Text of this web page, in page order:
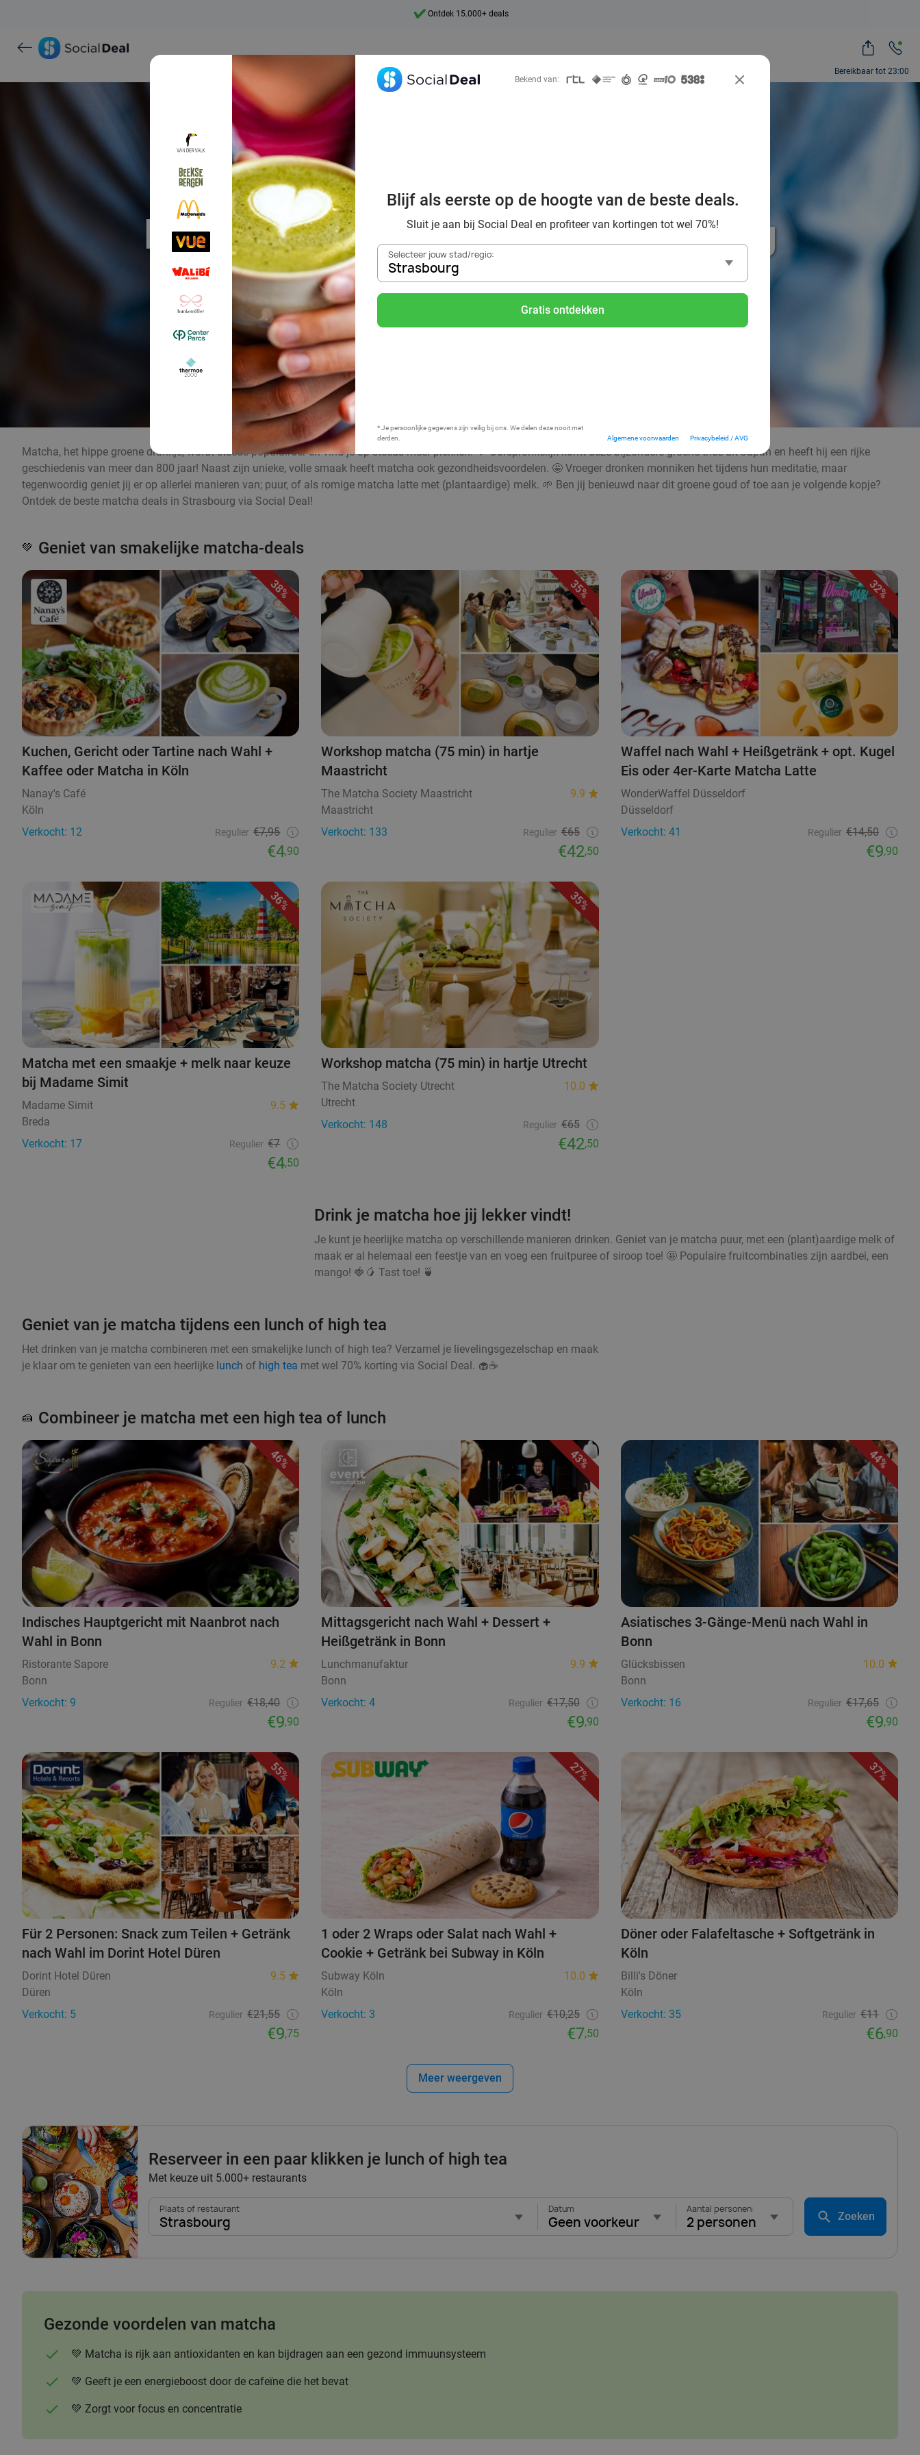
Bereikbaar tot 23:00
Ontdek 15.000+ deals
Proef matcha met wel 70% korting
Strasbourg
Bekend van:
Blijf als eerste op de hoogte van de beste deals.
Sluit je aan bij Social Deal en profiteer van kortingen tot wel 70%!
Selecteer jouw stad/regio:
Strasbourg
Gratis ontdekken
* Je persoonlijke gegevens zijn veilig bij ons. We delen deze nooit met
derden.
Algemene voorwaarden Privacybeleid / AVG
Matcha, het hippe groene drankje, wordt steeds populairder en vind je op steeds meer plekken. 💚 Oorspronkelijk komt deze bijzondere groene thee uit Japan en heeft hij een rijke
geschiedenis van meer dan 800 jaar! Naast zijn unieke, volle smaak heeft matcha ook gezondheidsvoordelen. 🤩 Vroeger dronken monniken het tijdens hun meditatie, maar
tegenwoordig geniet jij er op allerlei manieren van; puur, of als romige matcha latte met (plantaardige) melk. 🌱 Ben jij benieuwd naar dit groene goud of toe aan je volgende kopje?
Ontdek de beste matcha deals in Strasbourg via Social Deal!
💚 Geniet van smakelijke matcha-deals
38%
Kuchen, Gericht oder Tartine nach Wahl +
Kaffee oder Matcha in Köln
Nanay's Café
Köln
Verkocht: 12
Regulier €7,95
€4,90
35%
Workshop matcha (75 min) in hartje
Maastricht
The Matcha Society Maastricht
9.9
Maastricht
Verkocht: 133
Regulier €65
€42,50
32%
Waffel nach Wahl + Heißgetränk + opt. Kugel
Eis oder 4er-Karte Matcha Latte
WonderWaffel Düsseldorf
Düsseldorf
Verkocht: 41
Regulier €14,50
€9,90
36%
Matcha met een smaakje + melk naar keuze
bij Madame Simit
Madame Simit
9.5
Breda
Verkocht: 17
Regulier €7
€4,50
35%
Workshop matcha (75 min) in hartje Utrecht
The Matcha Society Utrecht
10.0
Utrecht
Verkocht: 148
Regulier €65
€42,50
Drink je matcha hoe jij lekker vindt!
Je kunt je heerlijke matcha op verschillende manieren drinken. Geniet van je matcha puur, met een (plant)aardige melk of
maak er al helemaal een feestje van en voeg een fruitpuree of siroop toe! 🤩 Populaire fruitcombinaties zijn aardbei, een
mango! 🍓🥭 Tast toe! 🍵
Geniet van je matcha tijdens een lunch of high tea
Het drinken van je matcha combineren met een smakelijke lunch of high tea? Verzamel je lievelingsgezelschap en maak
je klaar om te genieten van een heerlijke lunch of high tea met wel 70% korting via Social Deal. 🧁☕
🍰 Combineer je matcha met een high tea of lunch
46%
Indisches Hauptgericht mit Naanbrot nach
Wahl in Bonn
Ristorante Sapore
9.2
Bonn
Verkocht: 9
Regulier €18,40
€9,90
43%
Mittagsgericht nach Wahl + Dessert +
Heißgetränk in Bonn
Lunchmanufaktur
9.9
Bonn
Verkocht: 4
Regulier €17,50
€9,90
44%
Asiatisches 3-Gänge-Menü nach Wahl in
Bonn
Glücksbissen
10.0
Bonn
Verkocht: 16
Regulier €17,65
€9,90
55%
Für 2 Personen: Snack zum Teilen + Getränk
nach Wahl im Dorint Hotel Düren
Dorint Hotel Düren
9.5
Düren
Verkocht: 5
Regulier €21,55
€9,75
27%
1 oder 2 Wraps oder Salat nach Wahl +
Cookie + Getränk bei Subway in Köln
Subway Köln
10.0
Köln
Verkocht: 3
Regulier €10,25
€7,50
37%
Döner oder Falafeltasche + Softgetränk in
Köln
Billi's Döner
Köln
Verkocht: 35
Regulier €11
€6,90
Meer weergeven
Reserveer in een paar klikken je lunch of high tea
Met keuze uit 5.000+ restaurants
Plaats of restaurant
Strasbourg
Datum
Geen voorkeur
Aantal personen:
2 personen Zoeken
Gezonde voordelen van matcha
💚 Matcha is rijk aan antioxidanten en kan bijdragen aan een gezond immuunsysteem
💚 Geeft je een energieboost door de cafeïne die het bevat
💚 Zorgt voor focus en concentratie